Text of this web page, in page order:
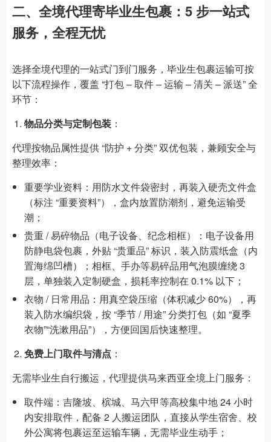
二、全境代理寄毕业生包裹：5 步一站式
服务，全程无忧
选择全境代理的一站式门到门服务，毕业生包裹运输可按
以下流程操作，覆盖 “打包 – 取件 – 运输 – 清关 – 派送” 全
环节：
物品分类与定制包装 ：
代理按物品属性提供 “防护 + 分类” 双优包装，兼顾安全与
整理效率：
重要学业资料：用防水文件袋密封，再装入硬壳文件盒
（标注 “重要资料”），盒内放置防潮剂，避免运输受
潮；
贵重 / 易碎物品（电子设备、纪念相框）：电子设备用
防静电袋包裹，外贴 “贵重品” 标识，装入防震纸盒（内
置海绵凹槽）；相框、手办等易碎品用气泡膜缠绕 3
层，单独装入定制硬盒，损耗率控制在 0.1% 以下；
衣物 / 日常用品：用真空袋压缩（体积减少 60%），再
装入防水编织袋，按 “季节 / 用途” 分类打包（如 “夏季
衣物”“洗漱用品”），方便回国后快速整理。
免费上门取件与清点 ：
无需毕业生自行搬运，代理提供马来西亚全境上门服务：
取件端：吉隆坡、槟城、马六甲等高校集中地 24 小时
内安排取件，配备 2 人搬运团队，直接从学生宿舍、校
外公寓将包裹运至运输车辆，无需毕业生动手；